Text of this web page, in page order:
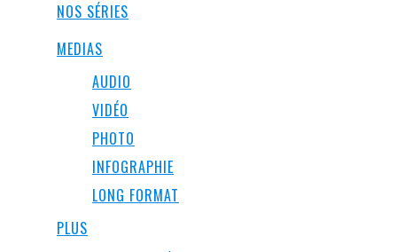
NOS SÉRIES
MEDIAS
AUDIO
VIDÉO
PHOTO
INFOGRAPHIE
LONG FORMAT
PLUS